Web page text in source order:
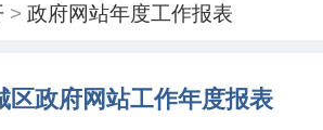
>政府网站年度工作报表
区政府网站工作年度报表